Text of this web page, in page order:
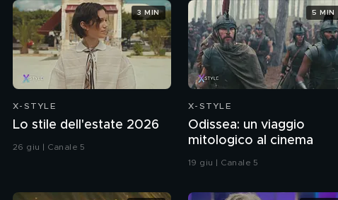
X-STYLE
Lo stile dell'estate 2026
26 giu | Canale 5
3 MIN
X-STYLE
Odissea: un viaggio
mitologico al cinema
19 giu | Canale 5
5 MIN